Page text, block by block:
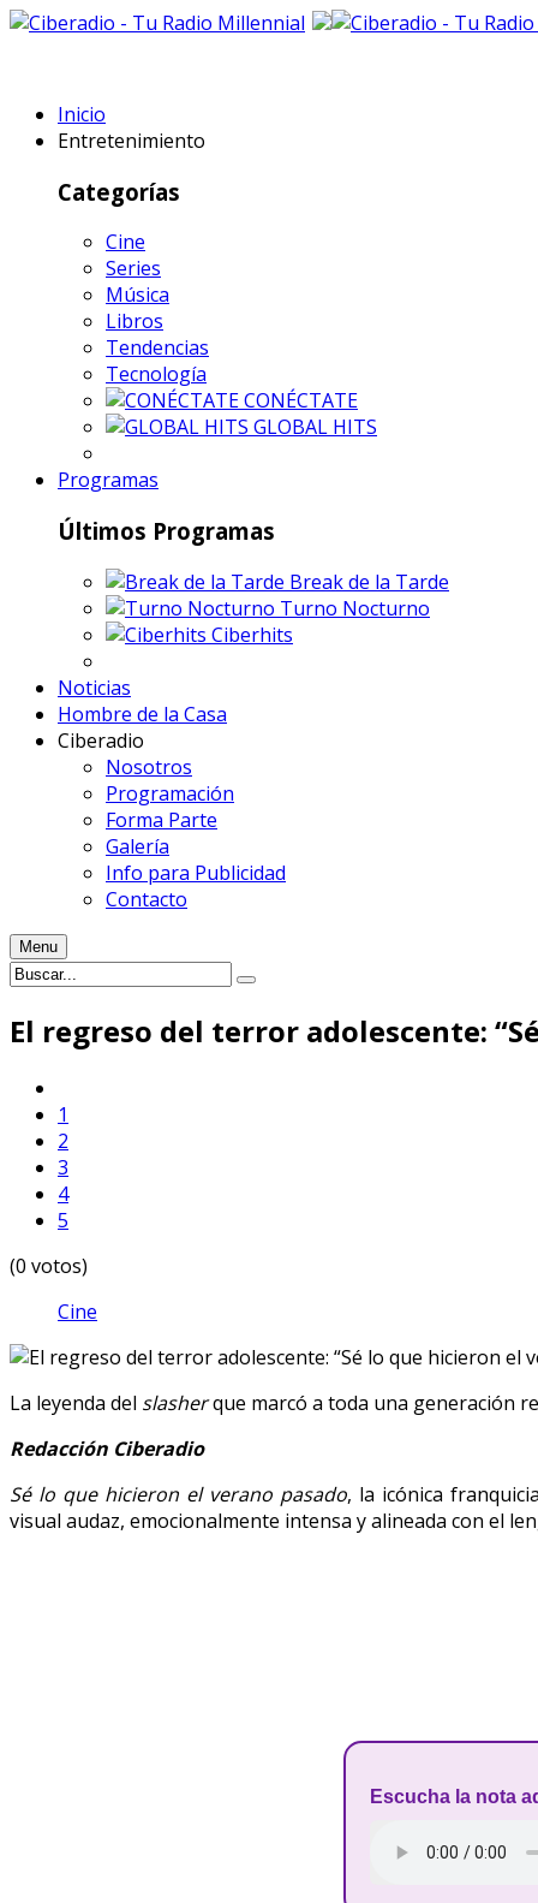
Inicio
Entretenimiento
Categorías
Cine
Series
Música
Libros
Tendencias
Tecnología
CONÉCTATE
GLOBAL HITS
Programas
Últimos Programas
Break de la Tarde
Turno Nocturno
Ciberhits
Noticias
Hombre de la Casa
Ciberadio
Nosotros
Programación
Forma Parte
Galería
Info para Publicidad
Contacto
Menu
El regreso del terror adolescente:
1
2
3
4
5
(0 votos)
Cine
La leyenda del slasherque marcó a toda una generación
Redacción Ciberadio
Sé lo que hicieron el verano pasado, la icónica
visual audaz, emocionalmente intensa y alineada con el
Escucha la nota